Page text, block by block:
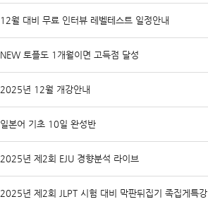
12월 대비 무료 인터뷰 레벨테스트 일정안내
NEW 토플도 1개월이면 고득점 달성
2025년 12월 개강안내
일본어 기초 10일 완성반
2025년 제2회 EJU 경향분석 라이브
2025년 제2회 JLPT 시험 대비 막판뒤집기 족집게특강